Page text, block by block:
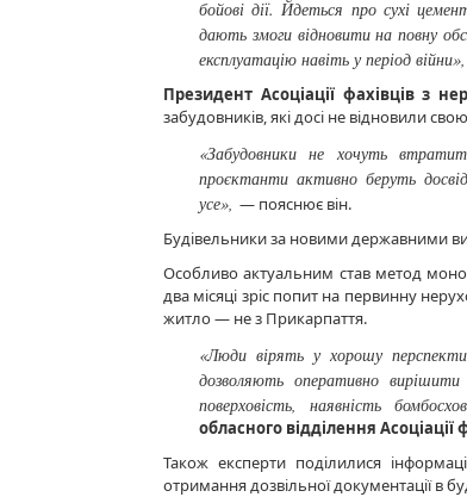
бойові дії. Йдеться про сухі
дають змоги відновити на повну
експлуатацію навіть у період війни»,
Президент Асоціації фахівців з
забудовників, які досі не відновили
«Забудовники не хочуть
проєктанти активно беруть
усе», — пояснює він.
Будівельники за новими державними
Особливо актуальним став метод
два місяці зріс попит на первинну
житло — не з Прикарпаття.
«Люди вірять у хорошу
дозволяють оперативно
поверховість, наявність
обласного відділення Асоціації
Також експерти поділилися
отримання дозвільної документації в